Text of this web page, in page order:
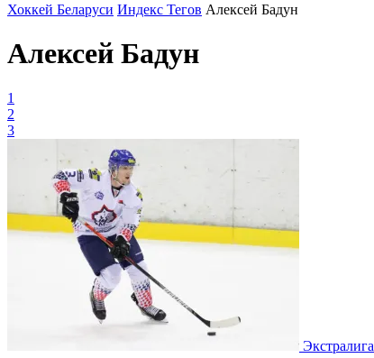
Хоккей Беларуси Индекс Тегов Алексей Бадун
Алексей Бадун
1
2
3
Экстралига